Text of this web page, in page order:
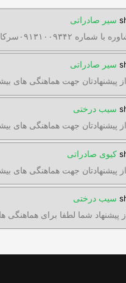
سیر صادراتی
خانم…
سیر صادراتی
پیشنهادتان جهت هماهنگی های
سیب درختی
پیشنهادتان جهت هماهنگی های
کیوی صادراتی
پیشنهادتان جهت هماهنگی های
سیب درختی
پیشنهاد شما لطفا برای هماهنگی